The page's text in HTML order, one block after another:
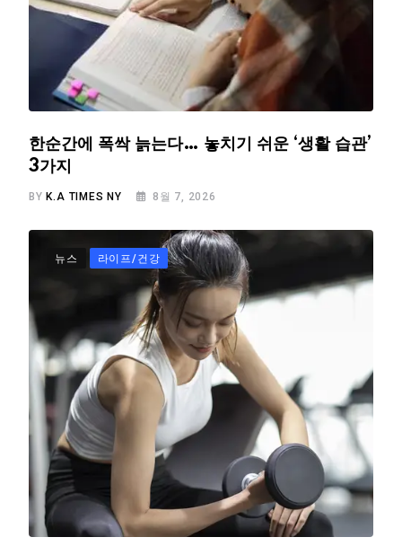
한순간에 폭싹 늙는다… 놓치기 쉬운 ‘생활 습관’
3가지
BY K.A TIMES NY 8월 7, 2026
뉴스 라이프/건강